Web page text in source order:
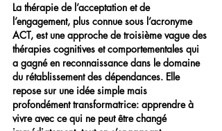
La thérapie de l’acceptation et de
l’engagement, plus connue sous l’acronyme
ACT, est une approche de troisième vague des
thérapies cognitives et comportementales qui
a gagné en reconnaissance dans le domaine
du rétablissement des dépendances. Elle
repose sur une idée simple mais
profondément transformatrice: apprendre à
vivre avec ce qui ne peut être changé